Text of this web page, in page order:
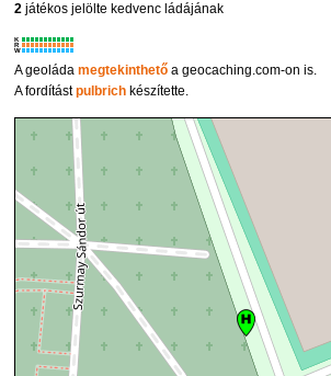
2 játékos jelölte kedvenc ládájának
K
R
W
A geoládamegtekinthető a geocaching.com-on is.
A fordítástpulbrich készítette.